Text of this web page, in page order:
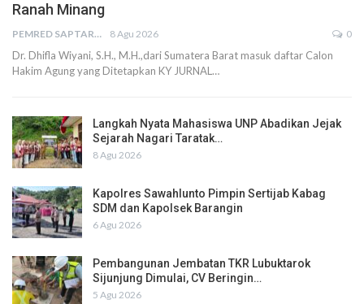
Ranah Minang
PEMRED SAPTARIUS 8 Agu 2026 0
Dr. Dhifla Wiyani, S.H., M.H.,dari Sumatera Barat masuk daftar Calon
Hakim Agung yang Ditetapkan KY JURNAL…
Langkah Nyata Mahasiswa UNP Abadikan Jejak
Sejarah Nagari Taratak…
8 Agu 2026
Kapolres Sawahlunto Pimpin Sertijab Kabag
SDM dan Kapolsek Barangin
6 Agu 2026
Pembangunan Jembatan TKR Lubuktarok
Sijunjung Dimulai, CV Beringin…
5 Agu 2026